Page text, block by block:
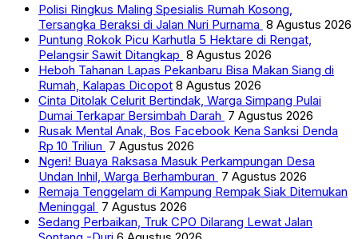
Polisi Ringkus Maling Spesialis Rumah Kosong,
Tersangka Beraksi di Jalan Nuri Purnama 8 Agustus 2026
Puntung Rokok Picu Karhutla 5 Hektare di Rengat,
Pelangsir Sawit Ditangkap 8 Agustus 2026
Heboh Tahanan Lapas Pekanbaru Bisa Makan Siang di
Rumah, Kalapas Dicopot 8 Agustus 2026
Cinta Ditolak Celurit Bertindak, Warga Simpang Pulai
Dumai Terkapar Bersimbah Darah 7 Agustus 2026
Rusak Mental Anak, Bos Facebook Kena Sanksi Denda
Rp 10 Triliun 7 Agustus 2026
Ngeri! Buaya Raksasa Masuk Perkampungan Desa
Undan Inhil, Warga Berhamburan 7 Agustus 2026
Remaja Tenggelam di Kampung Rempak Siak Ditemukan
Meninggal 7 Agustus 2026
Sedang Perbaikan, Truk CPO Dilarang Lewat Jalan